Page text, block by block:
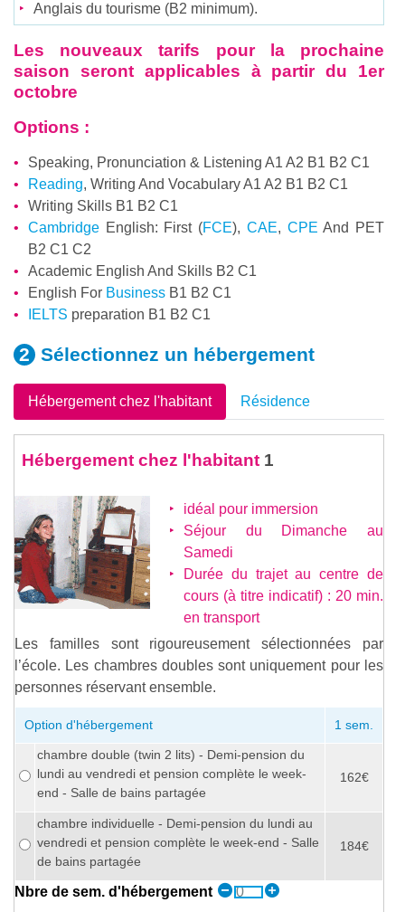
Anglais du tourisme (B2 minimum).
Les nouveaux tarifs pour la prochaine
saison seront applicables à partir du 1er
octobre
Options :
Speaking, Pronunciation & Listening A1 A2 B1 B2 C1
Reading, Writing And Vocabulary A1 A2 B1 B2 C1
Writing Skills B1 B2 C1
Cambridge English: First (FCE), CAE, CPE And PET
B2 C1 C2
Academic English And Skills B2 C1
English For Business B1 B2 C1
IELTS preparation B1 B2 C1
Sélectionnez un hébergement
Hébergement chez l'habitant Résidence
Hébergement chez l'habitant 1
idéal pour immersion
Séjour du Dimanche au
Samedi
Durée du trajet au centre de
cours (à titre indicatif) : 20 min.
en transport
Les familles sont rigoureusement sélectionnées par
l’école. Les chambres doubles sont uniquement pour les
personnes réservant ensemble.
Option d'hébergement 1 sem.
chambre double (twin 2 lits) - Demi-pension du
lundi au vendredi et pension complète le week-
end - Salle de bains partagée
162€
chambre individuelle - Demi-pension du lundi au
vendredi et pension complète le week-end - Salle
de bains partagée
184€
Nbre de sem. d'hébergement